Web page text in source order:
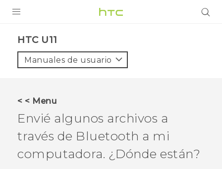
VIVE
VIVERSE
AYUDA
HTC U11‎
Manuales de usuario
< < Menu
Envié algunos archivos a
través de Bluetooth a mi
computadora. ¿Dónde están?